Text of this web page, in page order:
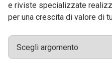
e riviste specializzate
per una crescita di valore di